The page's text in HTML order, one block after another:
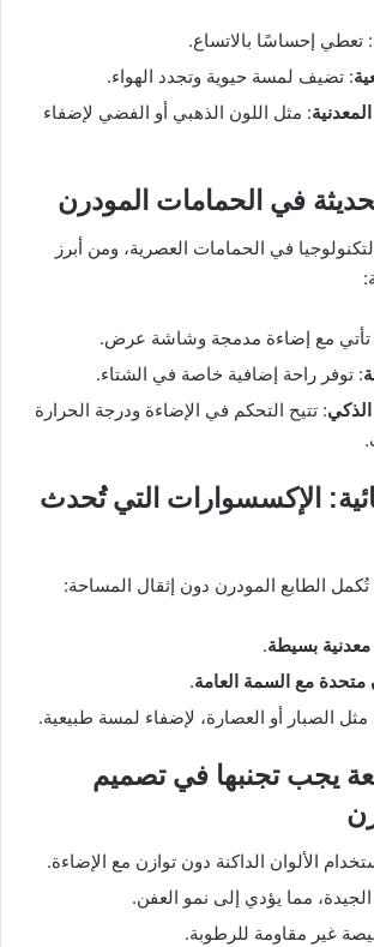
: تعطي إحساسًا بالاتساع.
: تضيف لمسة حيوية وتجدد الهواء.
: مثل اللون الذهبي أو الفضي لإضفاء
في الحمامات العصرية، ومن أبرز
تأتي مع إضاءة مدمجة وشاشة عرض.
: توفر راحة إضافية خاصة في الشتاء.
: تتيح التحكم في الإضاءة ودرجة الحرارة
الإكسسوارات التي تُحدث
الطابع المودرن دون إثقال المساحة:
معدنية بسيطة.
مع السمة العامة.
مثل الصبار أو العصارة، لإضفاء لمسة طبيعية.
يجب تجنبها في تصميم
الألوان الداكنة دون توازن مع الإضاءة.
الجيدة، مما يؤدي إلى نمو العفن.
غير مقاومة للرطوبة.